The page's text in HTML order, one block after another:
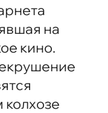
на
кино.